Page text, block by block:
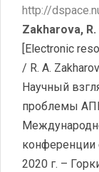
http://
Zakharova, R.
[Electronic
/ R. A.
Научный
проблемы
конференции
2020 г. –